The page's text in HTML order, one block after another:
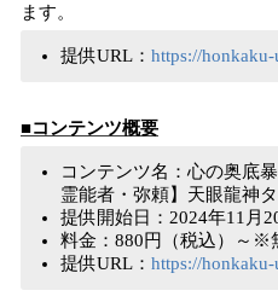
ます。
提供URL： https://
■コンテンツ概要
コンテンツ名：心の奥底
霊能者・弥頼】天眼龍神
提供開始日：2024年11月
料金：880円（税込）～※
提供URL： https://